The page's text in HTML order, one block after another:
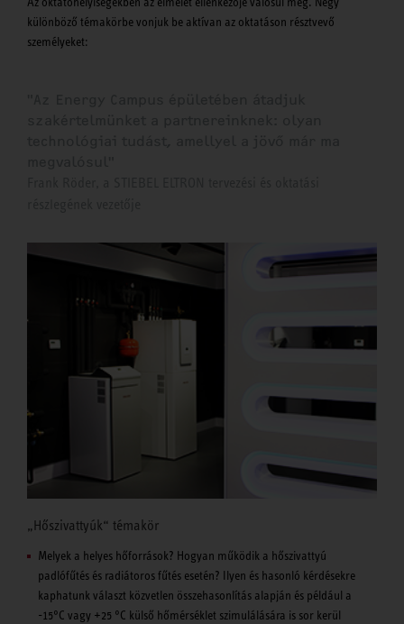
különböző témakörbe vonjuk be aktívan az oktatáson résztvevő
személyeket:
„Hőszivattyúk“ témakör
Melyek a helyes hőforrások? Hogyan működik a hőszivattyú
padlófűtés és radiátoros fűtés esetén? Ilyen és hasonló kérdésekre
kaphatunk választ közvetlen összehasonlítás alapján és például a
-15°C vagy +25 °C külső hőmérséklet szimulálására is sor kerül